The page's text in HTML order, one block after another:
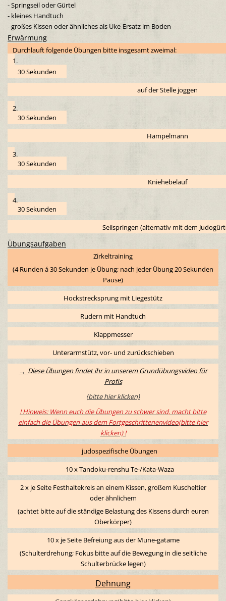
- Springseil oder Gürtel
- kleines Handtuch
- großes Kissen oder ähnliches als Uke-Ersatz im Boden
Erwärmung
Durchlauft folgende Übungen bitte insgesamt zweimal:
1.
30 Sekunden
auf der Stelle joggen
2.
30 Sekunden
Hampelmann
3.
30 Sekunden
Kniehebelauf
4.
30 Sekunden
Seilspringen (alternativ mit dem
Übungsaufgaben
Zirkeltraining
(4 Runden á 30 Sekunden je Übung; nach jeder Übung 20 Sekunden
Pause)
Hockstrecksprung mit Liegestütz
Rudern mit Handtuch
Klappmesser
Unterarmstütz, vor- und zurückschieben
→ Diese Übungen findet ihr in unserem Grundübungsvideo für
Profis
(bitte hier klicken)
! Hinweis: Wenn euch die Übungen zu schwer sind, macht bitte
einfach die Übungen aus demFortgeschrittenenvideo(bitte hier
klicken) !
judospezifische Übungen
10 x Tandoku-renshu Te-/Kata-Waza
2 x je Seite Festhaltekreis an einem Kissen, großem Kuscheltier
oder ähnlichem
(achtet bitte auf die ständige Belastung des Kissens durch euren
Oberkörper)
10 x je Seite Befreiung aus der Mune-gatame
(Schulterdrehung; Fokus bitte auf die Bewegung in die seitliche
Schulterbrücke legen)
Dehnung